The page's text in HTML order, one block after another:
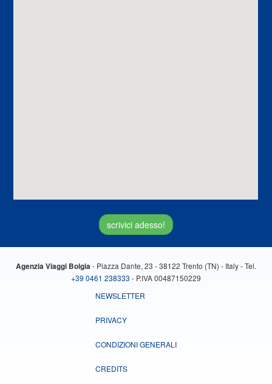
scrivici adesso!
Agenzia Viaggi Bolgia - Piazza Dante, 23 - 38122 Trento (TN) - Italy - Tel.
+39 0461 238333 - P.IVA 00487150229
NEWSLETTER
PRIVACY
CONDIZIONI GENERALI
CREDITS